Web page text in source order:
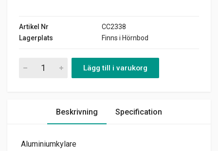
Artikel Nr
CC2338
Lagerplats
Finns i Hörnbod
Lägg till i varukorg
Beskrivning Specification
Aluminiumkylare